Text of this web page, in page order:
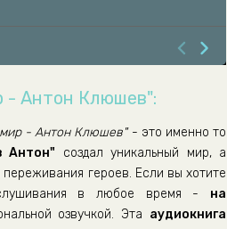
- Антон Клюшев":
- Антон Клюшев"- это именно то
Антон" создал уникальный мир, а
героев. Если вы хотите
в любое время - на
озвучкой. Эта аудиокнига